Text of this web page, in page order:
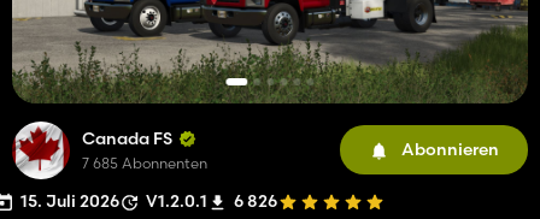
Canada FS
7 685 Abonnenten
Abonnieren
15. Juli 2026 V1.2.0.1 6 826